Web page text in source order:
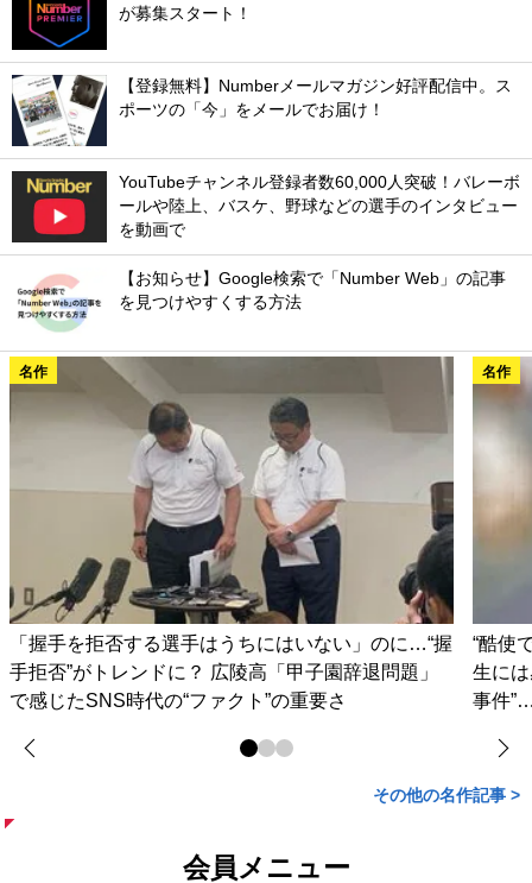
が募集スタート！
【登録無料】Numberメールマガジン好評配信中。ス
ポーツの「今」をメールでお届け！
YouTubeチャンネル登録者数60,000人突破！バレーボ
ールや陸上、バスケ、野球などの選手のインタビュー
を動画で
【お知らせ】Google検索で「Number Web」の記事
を見つけやすくする方法
名作
「握手を拒否する選手はうちにはいない」のに…“握
手拒否”がトレンドに？ 広陵高「甲子園辞退問題」
で感じたSNS時代の“ファクト”の重要さ
名作
“酷使
生に
事件
その他の名作記事 >
会員メニュー